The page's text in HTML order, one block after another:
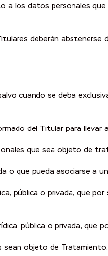
a los datos personales
deberán abstenerse
cuando se deba
del Titular para llevar
que sea objeto de
o que pueda asociarse a
pública o privada, que
pública o privada, que
objeto de